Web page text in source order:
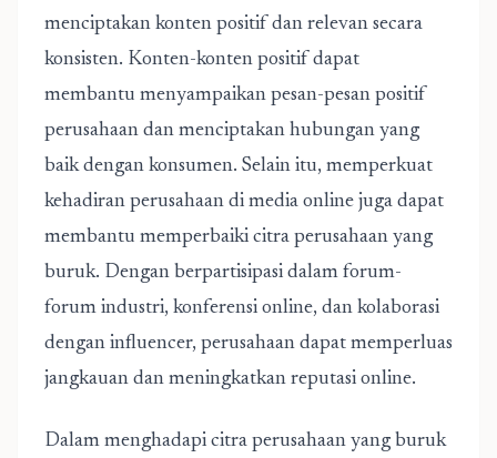
menciptakan konten positif dan relevan secara
konsisten. Konten-konten positif dapat
membantu menyampaikan pesan-pesan positif
perusahaan dan menciptakan hubungan yang
baik dengan konsumen. Selain itu, memperkuat
kehadiran perusahaan di media online juga dapat
membantu memperbaiki citra perusahaan yang
buruk. Dengan berpartisipasi dalam forum-
forum industri, konferensi online, dan kolaborasi
dengan influencer, perusahaan dapat memperluas
jangkauan dan meningkatkan reputasi online.
Dalam menghadapi citra perusahaan yang buruk